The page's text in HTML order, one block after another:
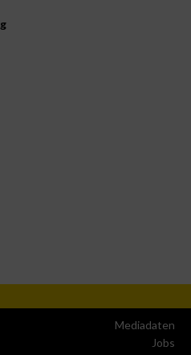
Mediadaten
Jobs